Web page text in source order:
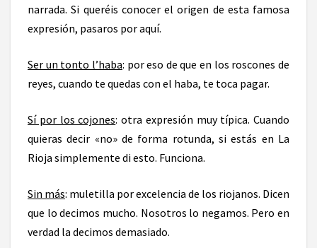
narrada. Si queréis conocer el origen de esta famosa
expresión, pasaros por aquí.
Ser un tonto l’haba: por eso de que en los roscones de
reyes, cuando te quedas con el haba, te toca pagar.
Sí por los cojones: otra expresión muy típica. Cuando
quieras decir «no» de forma rotunda, si estás en La
Rioja simplemente di esto. Funciona.
Sin más: muletilla por excelencia de los riojanos. Dicen
que lo decimos mucho. Nosotros lo negamos. Pero en
verdad la decimos demasiado.